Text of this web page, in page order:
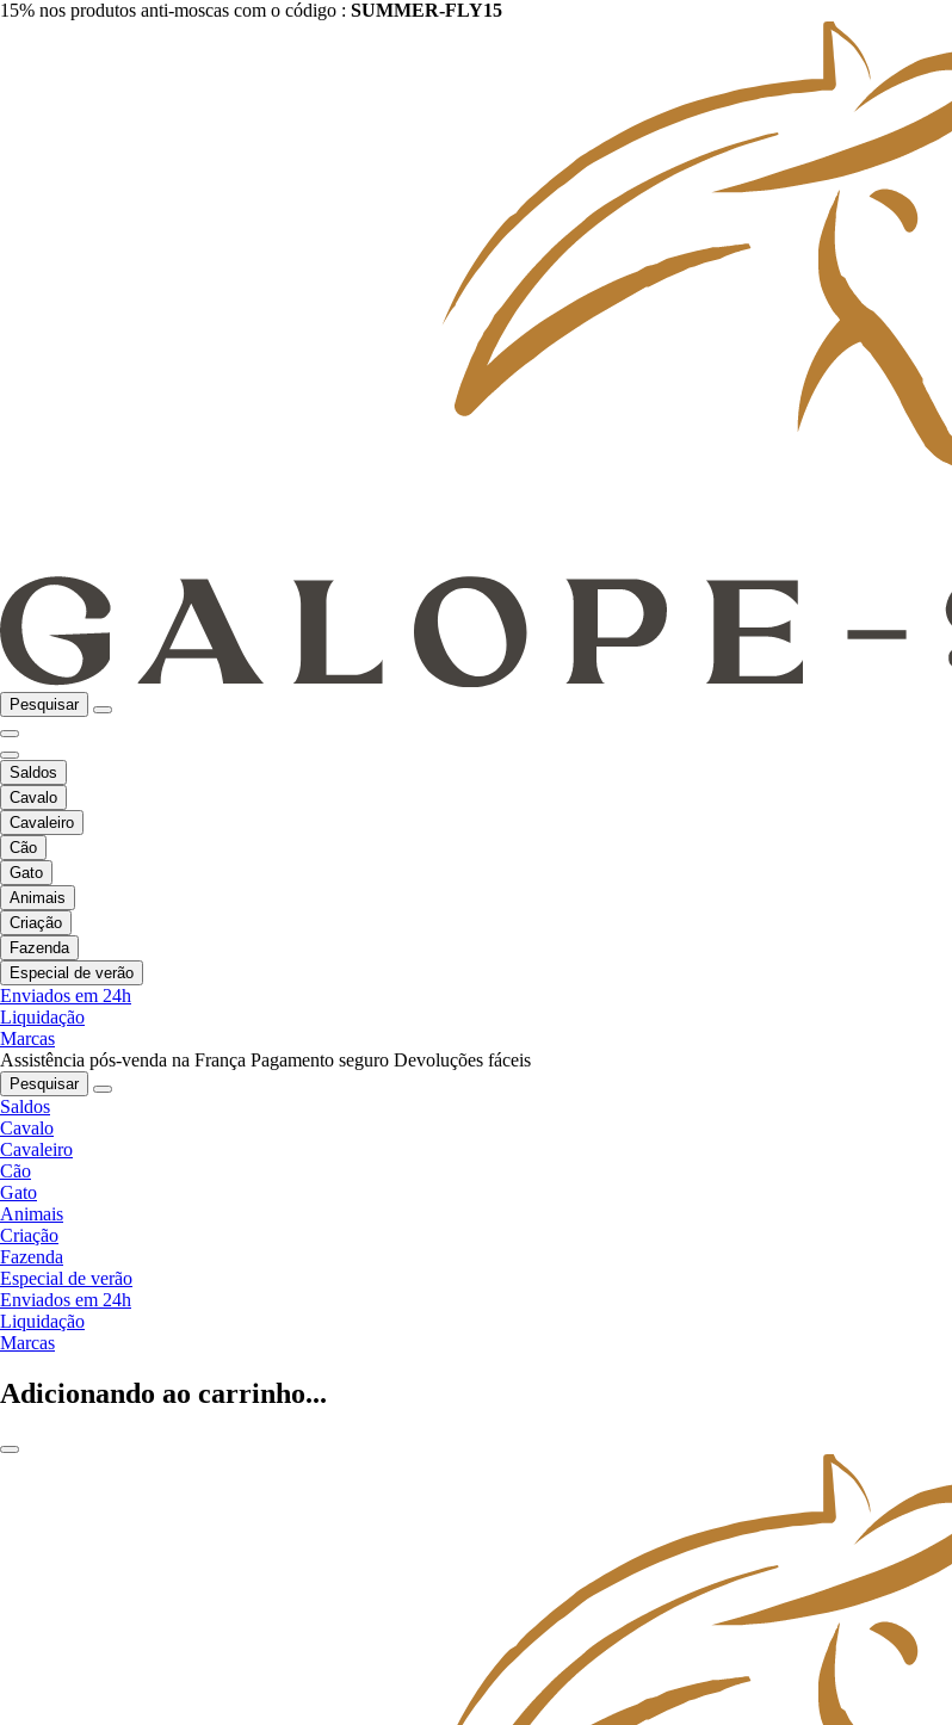
15% nos produtos anti-moscas com o código : SUMMER-FLY15
Pesquisar
Saldos
Cavalo
Cavaleiro
Cão
Gato
Animais
Criação
Fazenda
Especial de verão
Enviados em 24h
Liquidação
Marcas
Assistência pós-venda na França Pagamento seguro Devoluções fáceis
Pesquisar
Saldos
Cavalo
Cavaleiro
Cão
Gato
Animais
Criação
Fazenda
Especial de verão
Enviados em 24h
Liquidação
Marcas
Adicionando ao carrinho...